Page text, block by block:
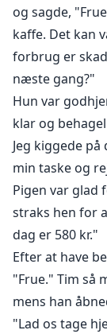
og sagde,
kaffe. Det kan
forbrug er
næste gang?"
Hun var
klar og
Jeg kiggede
min taske og
Pigen var glad
straks hen for
dag er 580 kr."
Efter at have
"Frue." Tim så
mens han
"Lad os tage